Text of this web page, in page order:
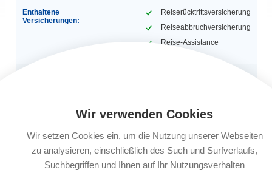
Enthaltene
Versicherungen:
Reiserücktrittsversicherung
Reiseabbruchversicherung
Reise-Assistance
Buchungsfrist:
Nach Reisebuchung bis 30 Tage vor
Reiseantritt, ab dem 29. Tag vor
Reiseantritt 3 Werktage nach
Wir verwenden Cookies
Wir setzen Cookies ein, um die Nutzung unserer Webseiten
zu analysieren, einschließlich des Such und Surfverlaufs,
Suchbegriffen und Ihnen auf Ihr Nutzungsverhalten